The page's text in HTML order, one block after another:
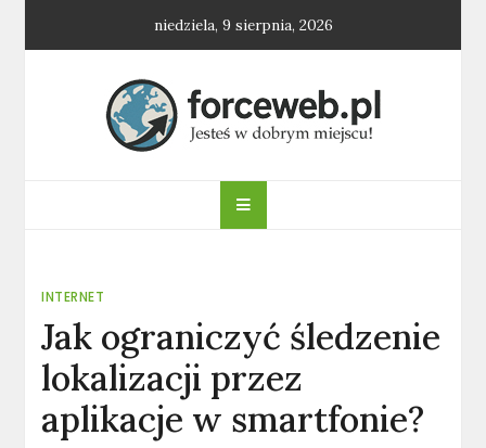
niedziela, 9 sierpnia, 2026
forceweb.pl
INTERNET
Jak ograniczyć śledzenie
lokalizacji przez
aplikacje w smartfonie?